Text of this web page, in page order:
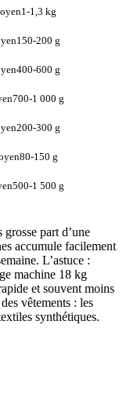
1-1,3 kg
150-200 g
400-600 g
700-1 000 g
200-300 g
80-150 g
500-1 500 g
part d’une
accumule facilement
L’astuce :
machine 18 kg
et souvent moins
vêtements : les
synthétiques.